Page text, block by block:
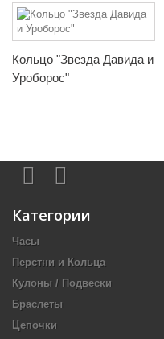
Кольцо "Звезда Давида и
Уроборос"
Категории
Часы
Перстни и Кольца
Кулоны / Подвески
Браслеты
Цепочки